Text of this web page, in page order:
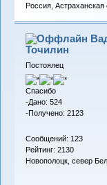
Россия, Астраханская
Точилин
Постоялец
Спасибо
-Дано: 524
-Получено: 2123
Сообщений: 123
Рейтинг: 2130
Новополоцк, север